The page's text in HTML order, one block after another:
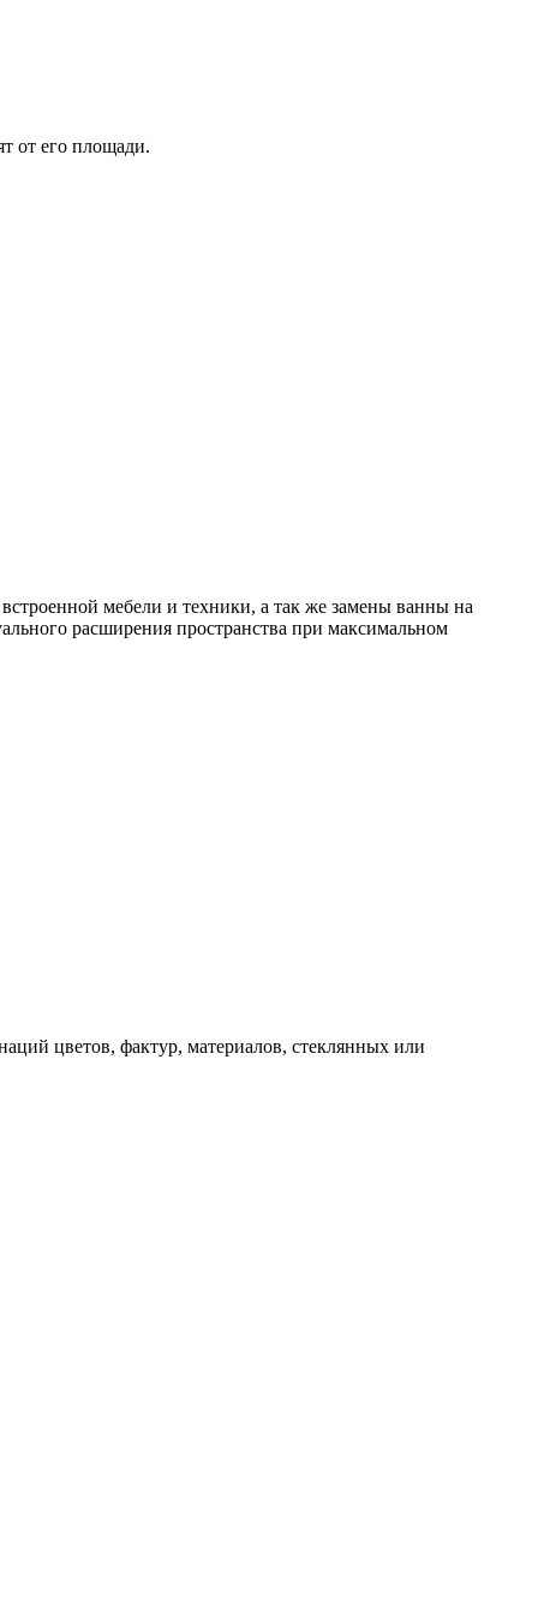
от его площади.
мебели и техники, а так же замены ванны на
расширения пространства при максимальном
цветов, фактур, материалов, стеклянных или